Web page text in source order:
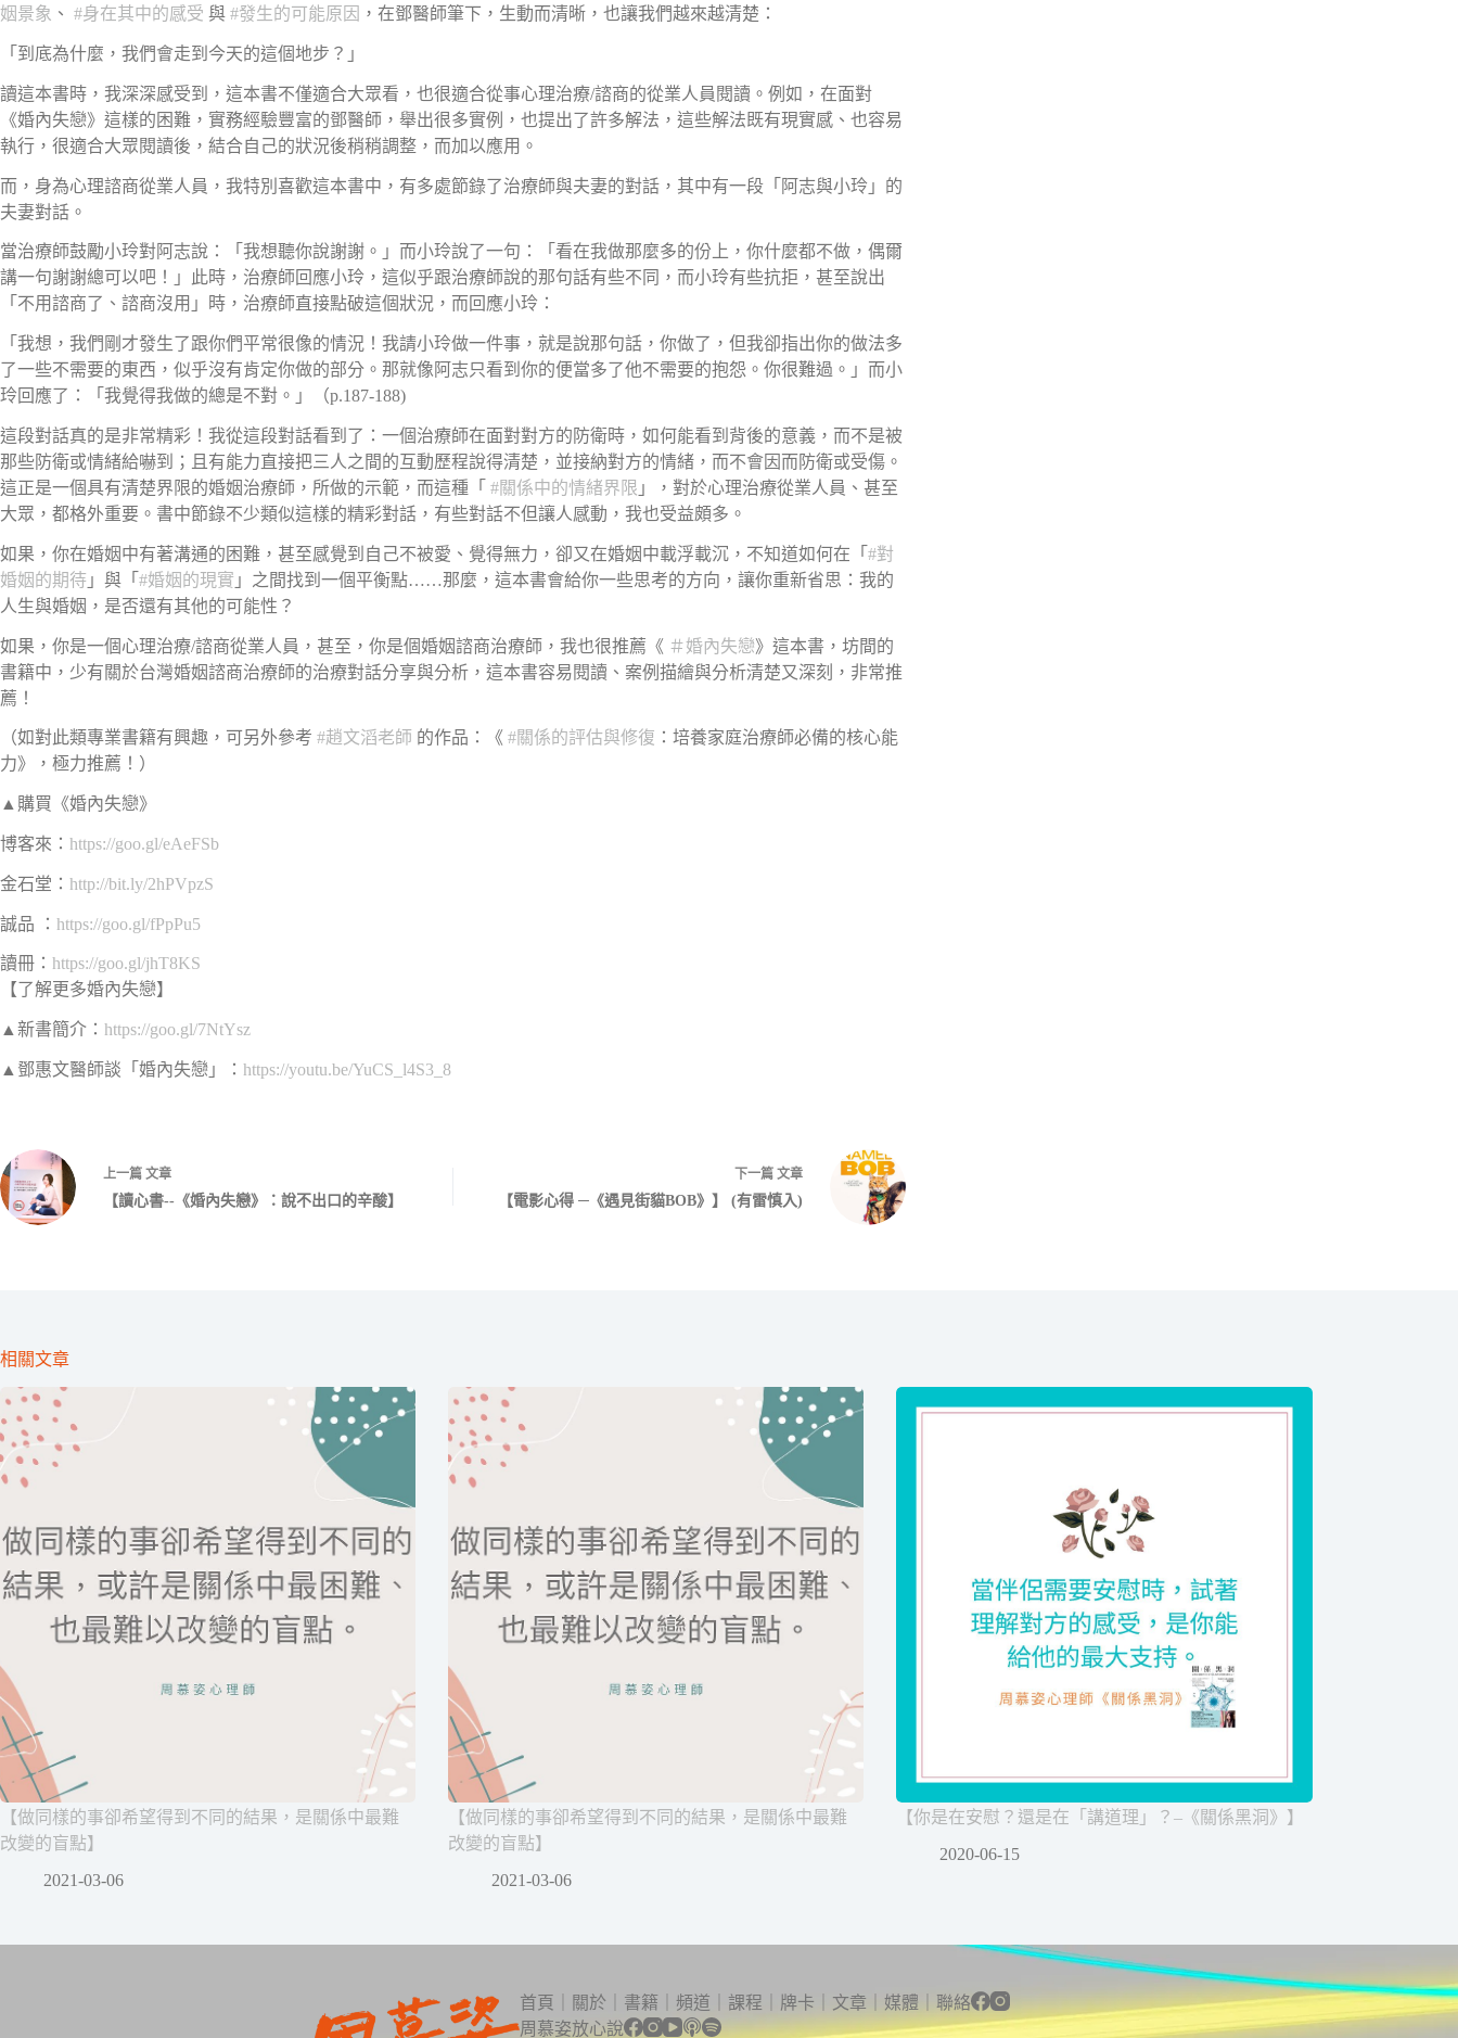
姻景象 、 #身在其中的感受 與 #發生的可能原因 ，在鄧醫師筆下，生動而清晰，也讓我們越來越清楚：
「到底為什麼，我們會走到今天的這個地步？」
讀這本書時，我深深感受到，這本書不僅適合大眾看，也很適合從事心理治療/諮商的從業人員閱讀。例如，在面對
《婚內失戀》這樣的困難，實務經驗豐富的鄧醫師，舉出很多實例，也提出了許多解法，這些解法既有現實感、也容易
執行，很適合大眾閱讀後，結合自己的狀況後稍稍調整，而加以應用。
而，身為心理諮商從業人員，我特別喜歡這本書中，有多處節錄了治療師與夫妻的對話，其中有一段「阿志與小玲」的
夫妻對話。
當治療師鼓勵小玲對阿志說：「我想聽你說謝謝。」而小玲說了一句：「看在我做那麼多的份上，你什麼都不做，偶爾
講一句謝謝總可以吧！」此時，治療師回應小玲，這似乎跟治療師說的那句話有些不同，而小玲有些抗拒，甚至說出
「不用諮商了、諮商沒用」時，治療師直接點破這個狀況，而回應小玲：
「我想，我們剛才發生了跟你們平常很像的情況！我請小玲做一件事，就是說那句話，你做了，但我卻指出你的做法多
了一些不需要的東西，似乎沒有肯定你做的部分。那就像阿志只看到你的便當多了他不需要的抱怨。你很難過。」而小
玲回應了：「我覺得我做的總是不對。」（p.187-188)
這段對話真的是非常精彩！我從這段對話看到了：一個治療師在面對對方的防衛時，如何能看到背後的意義，而不是被
那些防衛或情緒給嚇到；且有能力直接把三人之間的互動歷程說得清楚，並接納對方的情緒，而不會因而防衛或受傷。
這正是一個具有清楚界限的婚姻治療師，所做的示範，而這種「 #關係中的情緒界限 」，對於心理治療從業人員、甚至
大眾，都格外重要。書中節錄不少類似這樣的精彩對話，有些對話不但讓人感動，我也受益頗多。
如果，你在婚姻中有著溝通的困難，甚至感覺到自己不被愛、覺得無力，卻又在婚姻中載浮載沉，不知道如何在「 #對
婚姻的期待 」與「 #婚姻的現實 」之間找到一個平衡點……那麼，這本書會給你一些思考的方向，讓你重新省思：我的
人生與婚姻，是否還有其他的可能性？
如果，你是一個心理治療/諮商從業人員，甚至，你是個婚姻諮商治療師，我也很推薦《 ＃婚內失戀》這本書，坊間的
書籍中，少有關於台灣婚姻諮商治療師的治療對話分享與分析，這本書容易閱讀、案例描繪與分析清楚又深刻，非常推
薦！
（如對此類專業書籍有興趣，可另外參考 #趙文滔老師 的作品：《 #關係的評估與修復 ：培養家庭治療師必備的核心能
力》，極力推薦！）
▲購買《婚內失戀》
博客來： https://goo.gl/eAeFSb
金石堂： http://bit.ly/2hPVpzS
誠品 ： https://goo.gl/fPpPu5
讀冊： https://goo.gl/jhT8KS
【了解更多婚內失戀】
▲新書簡介： https://goo.gl/7NtYsz
▲鄧惠文醫師談「婚內失戀」： https://youtu.be/YuCS_l4S3_8
上一篇 文章
【讀心書--《婚內失戀》：說不出口的辛酸】
下一篇 文章
【電影心得 ─《遇見街貓BOB》】 (有雷慎入)
相關文章
【做同樣的事卻希望得到不同的結果，是關係中最難
改變的盲點】
2021-03-06
【做同樣的事卻希望得到不同的結果，是關係中最難
改變的盲點】
2021-03-06
【你是在安慰？還是在「講道理」？–《關係黑洞》】
2020-06-15
首頁 關於 書籍 頻道 課程 牌卡 文章 媒體
聯絡
周慕姿放心說